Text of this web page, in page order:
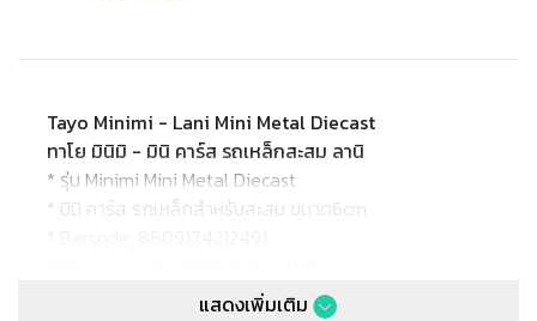
Tayo Minimi - Lani Mini Metal Diecast
ทาโย มินิมิ - มินิ คาร์ส รถเหล็กสะสม ลานิ
* รุ่น Minimi Mini Metal Diecast
* มินิ คาร์ส รถเหล็กสำหรับสะสม ขนาด6cm.
* Package size : [Blister Pack](W)13x (L)9 x (H)7.5cm.
แสดงเพิ่มเติม